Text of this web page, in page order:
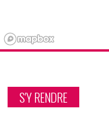
S'Y RENDRE